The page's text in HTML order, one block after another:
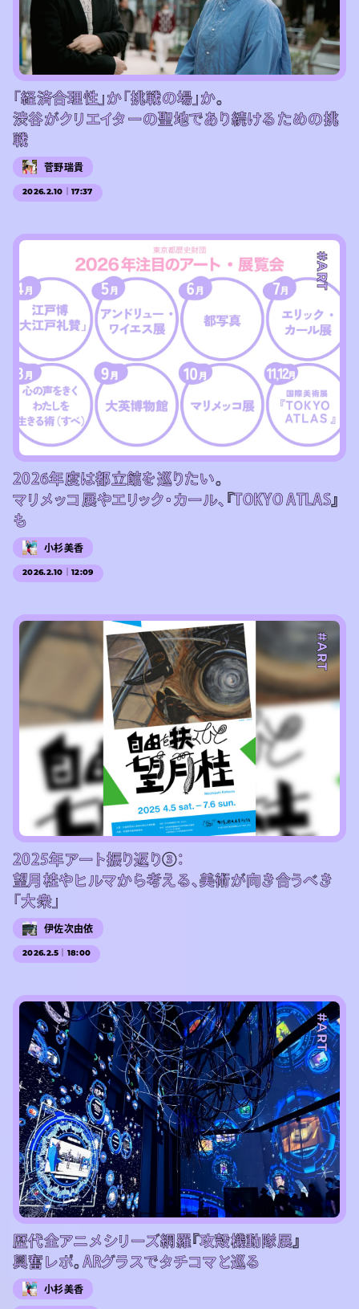
「経済合理性」か「挑戦の場」か。
渋谷がクリエイターの聖地であり続けるための挑
戦
菅野瑞貴
2026.2.10｜17:37
#ART
2026年度は都立館を巡りたい。
マリメッコ展やエリック・カール、『TOKYO ATLAS』
も
小杉美香
2026.2.10｜12:09
#ART
2025年アート振り返り③：
望月桂やヒルマから考える、美術が向き合うべき
「大衆」
伊佐次由依
2026.2.5｜18:00
#ART
歴代全アニメシリーズ網羅『攻殻機動隊展』
興奮レポ。ARグラスでタチコマと巡る
小杉美香